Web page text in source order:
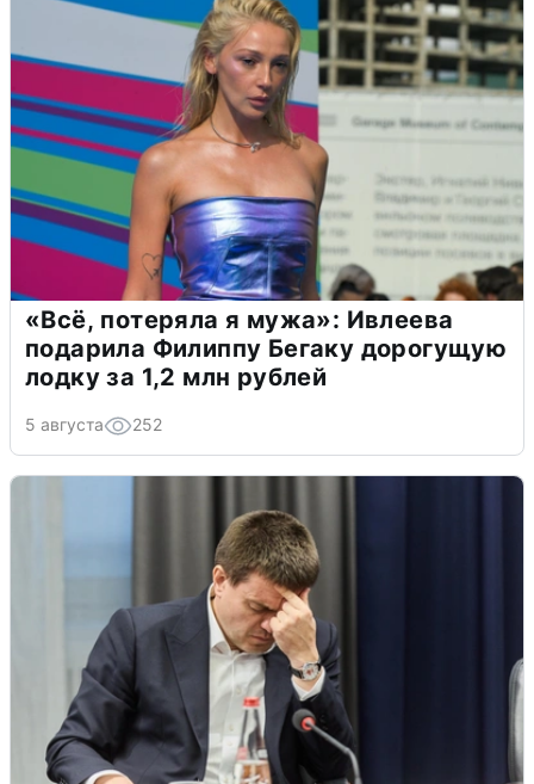
«Всё, потеряла я мужа»: Ивлеева
подарила Филиппу Бегаку дорогущую
лодку за 1,2 млн рублей
5 августа 252